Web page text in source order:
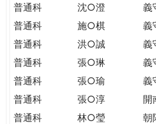
普通科
沈○澄
義
普通科
施○棋
義
普通科
洪○誠
義
普通科
張○琳
義
普通科
張○瑜
義
普通科
張○淳
開
普通科
林○瑩
朝